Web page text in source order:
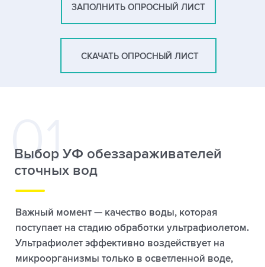
ЗАПОЛНИТЬ ОПРОСНЫЙ ЛИСТ
СКАЧАТЬ ОПРОСНЫЙ ЛИСТ
Выбор УФ обеззараживателей
сточных вод
Важный момент — качество воды, которая
поступает на стадию обработки ультрафиолетом.
Ультрафиолет эффективно воздействует на
микроорганизмы только в осветленной воде,